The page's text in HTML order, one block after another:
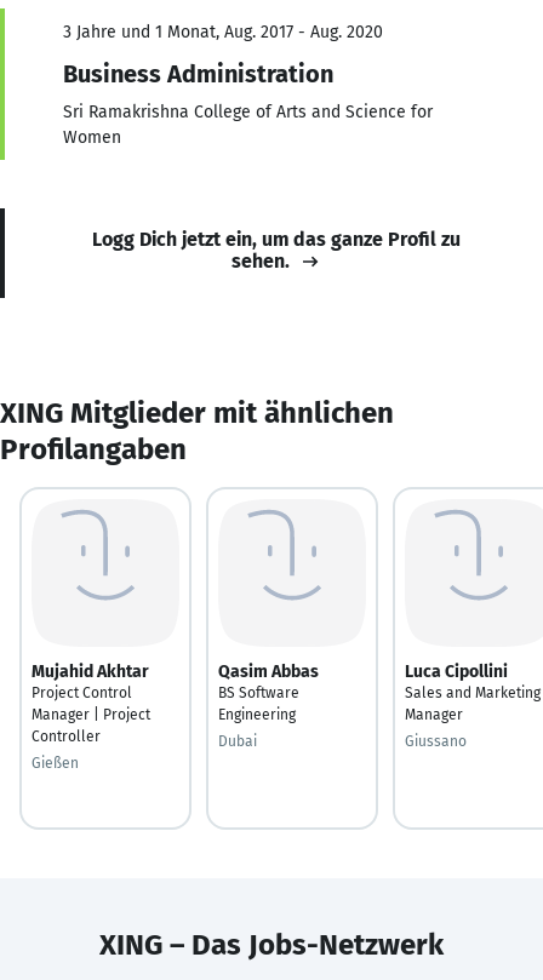
3 Jahre und 1 Monat, Aug. 2017 - Aug. 2020
Business Administration
Sri Ramakrishna College of Arts and Science for
Women
Logg Dich jetzt ein, um das ganze Profil zu
sehen.
XING Mitglieder mit ähnlichen
Profilangaben
Mujahid Akhtar
Project Control
Manager | Project
Controller
Gießen
Qasim Abbas
BS Software
Engineering
Dubai
Luca Cipollini
Sales and Marketing
Manager
Giussano
XING – Das Jobs-Netzwerk